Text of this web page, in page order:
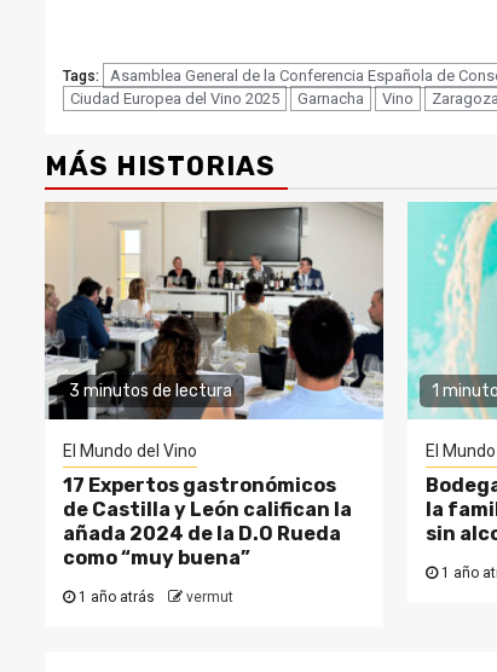
Tags: Asamblea General de la Conferencia Española de
Ciudad Europea del Vino 2025
Garnacha Vino Zaragoza
MÁS HISTORIAS
3 minutos de lectura
El Mundo del Vino
17 Expertos gastronómicos
de Castilla y León califican la
añada 2024 de la D.O Rueda
como “muy buena”
1 año atrás vermut
1
El
la
sin
1 año